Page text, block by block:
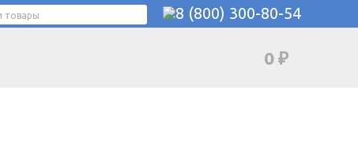
8 (800) 300-80-54
0 ₽